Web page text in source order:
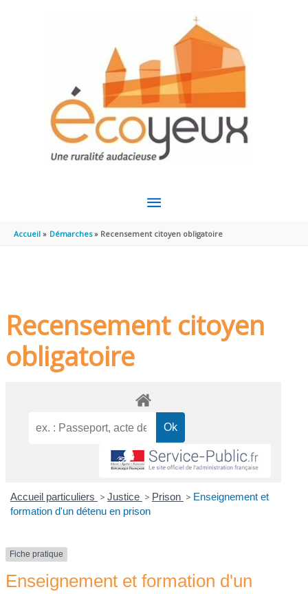
MENU
PRINCIPAL
Accueil Démarches Recensement citoyen obligatoire
Recensement citoyen
obligatoire
Accueil particuliers > Justice > Prison > Enseignement et
formation d'un détenu en prison
Fiche pratique
Enseignement et formation d'un